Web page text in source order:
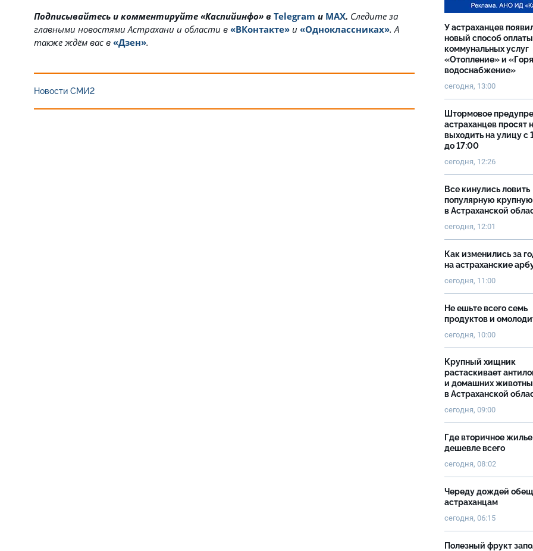
Подписывайтесь и комментируйте «Каспийинфо» в Telegram и MAX. Cледите за
главными новостями Астрахани и области в «ВКонтакте» и «Одноклассниках». А
также ждём вас в «Дзен».
Новости СМИ2
У астраханцев
новый способ оплаты
коммунальных услуг
«Отопление» и
водоснабжение»
сегодня, 13:00
Штормовое
астраханцев просят
выходить на улицу с
до 17:00
сегодня, 12:26
Все кинулись ловить
популярную
в Астраханской
сегодня, 12:01
Как изменились за
на астраханские
сегодня, 11:00
Не ешьте всего семь
продуктов и
сегодня, 10:00
Крупный хищник
растаскивает
и домашних
в Астраханской
сегодня, 09:00
Где вторичное жилье
дешевле всего
сегодня, 08:02
Череду дождей
астраханцам
сегодня, 06:15
Полезный фрукт